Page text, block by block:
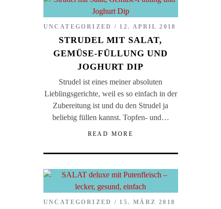
UNCATEGORIZED 12. APRIL 2018
STRUDEL MIT SALAT,
GEMÜSE-FÜLLUNG UND
JOGHURT DIP
Strudel ist eines meiner absoluten
Lieblingsgerichte, weil es so einfach in der
Zubereitung ist und du den Strudel ja
beliebig füllen kannst. Topfen- und…
READ MORE
UNCATEGORIZED 15. MÄRZ 2018